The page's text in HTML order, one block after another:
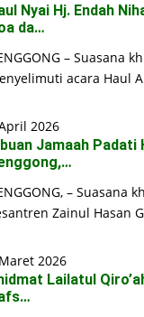
Nyai Hj. Endah
da…
– Suasana
acara Haul
2026
Jamaah Padati
– Suasana
Zainul Hasan
2026
Lailatul